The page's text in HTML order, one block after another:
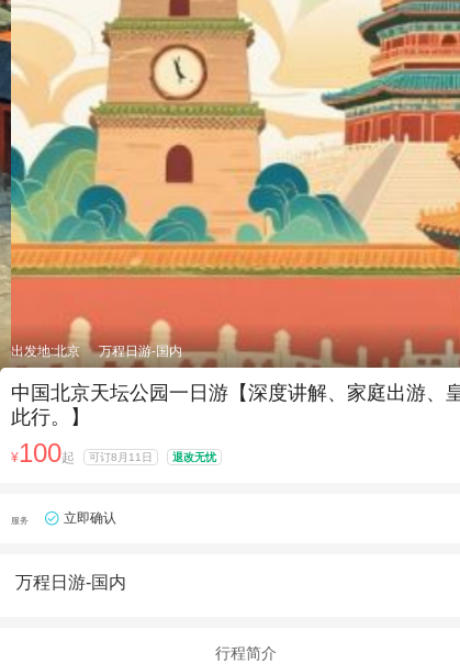
出发地:北京 万程日游-国内
中国北京天坛公园一日游【深度讲解、家庭出游、
此行。】
¥100起 可订8月11日 退改无忧
服务 立即确认
万程日游-国内
行程简介